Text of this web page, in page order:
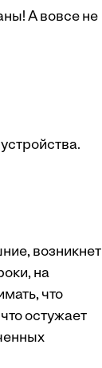
А вовсе не
возникнет
на
что
остужает